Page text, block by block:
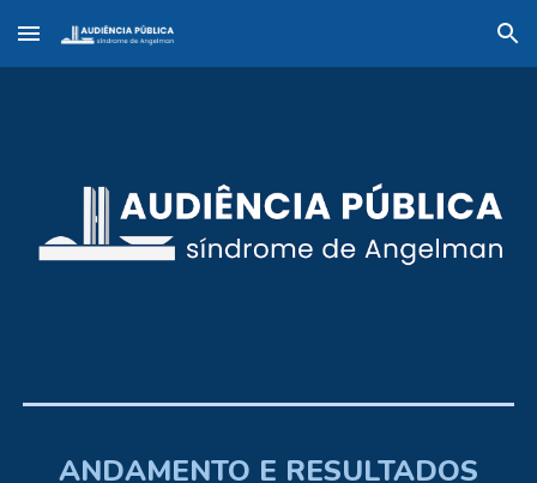
Skip to main content Skip to navigation
ANDAMENTO E RESULTADOS